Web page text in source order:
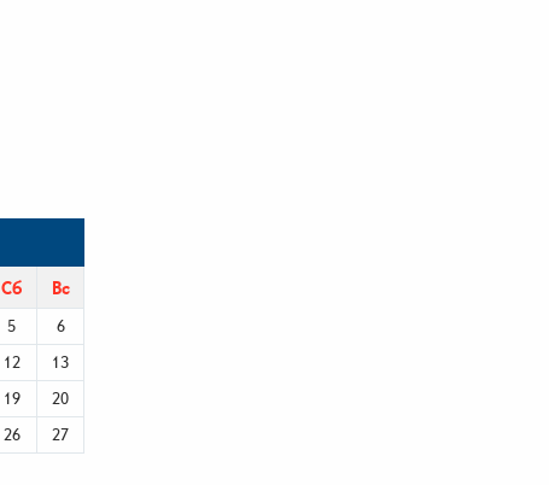
Сб Вс
5
6
12
13
19
20
26
27